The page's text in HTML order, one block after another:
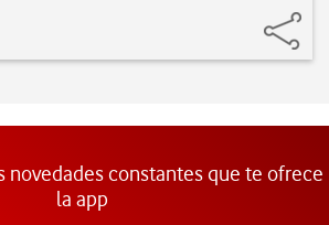
novedades constantes que te ofrece
la app